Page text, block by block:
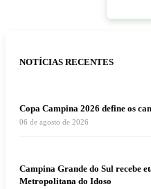
NOTÍCIAS RECENTES
Copa Campina 2026 define os
06 de agosto de 2026
Campina Grande do Sul recebe
Metropolitana do Idoso